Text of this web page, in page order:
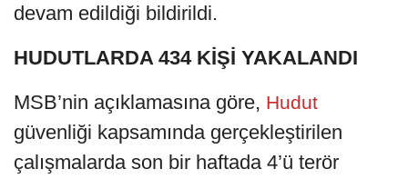
devam edildiği bildirildi.
HUDUTLARDA 434 KİŞİ YAKALANDI
MSB’nin açıklamasına göre, Hudut
güvenliği kapsamında gerçekleştirilen
çalışmalarda son bir haftada 4’ü terör